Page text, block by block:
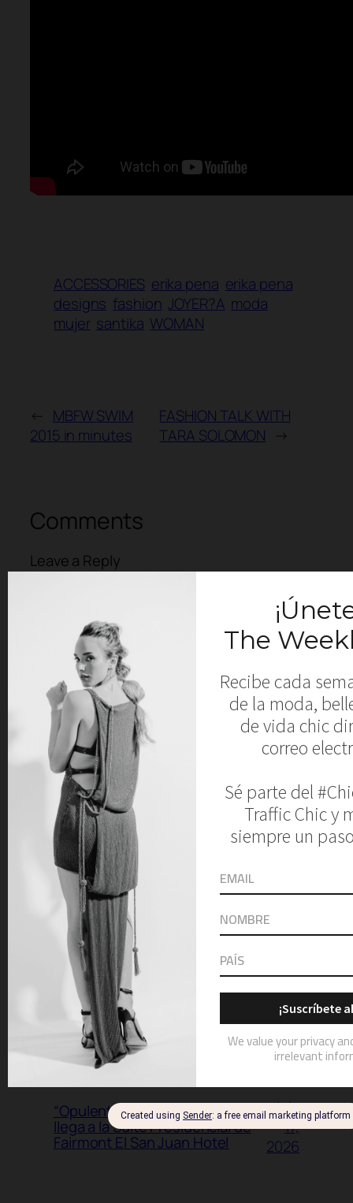
ACCESSORIES erika pena erika pena
designs fashion JOYER?A moda
mujer santika WOMAN
←
MBFW SWIM
2015 in minutes
FASHION TALK WITH
TARA SOLOMON
→
Comments
Leave a Reply
Your email address will not be published.
Comment *
Name
Email
Website
MORE POSTS
“Opulentia” de Luis Antonio
llega a la Suite Presidencial de
Fairmont El San Juan Hotel
July
17,
2026